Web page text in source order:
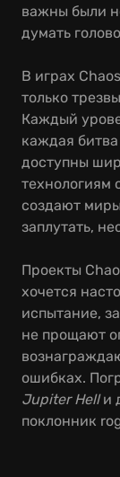
важны были
думать
В играх
только
Каждый
каждая
доступны
технологиям
создают
заплутать,
Проекты
хочется
испытание,
не прощают
ошибках.
Jupiter Hellи
поклонник